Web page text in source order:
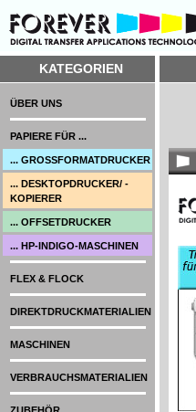
KATEGORIEN
ÜBER UNS
PAPIERE FÜR ...
... GROSSFORMATDRUCKER
... DESKTOPDRUCKER/ -
KOPIERER
... OFFSETDRUCKER
... HP-INDIGO-MASCHINEN
FLEX & FLOCK
DIREKTDRUCKMATERIALIEN
MASCHINEN
VERBRAUCHSMATERIALIEN